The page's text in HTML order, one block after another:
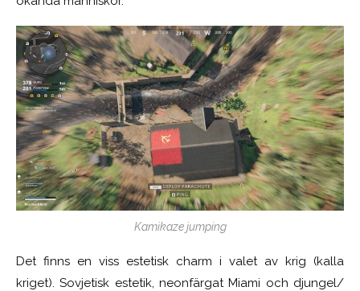
Kamikaze jumping
Det finns en viss estetisk charm i valet av krig (kalla
kriget). Sovjetisk estetik, neonfärgat Miami och djungel/